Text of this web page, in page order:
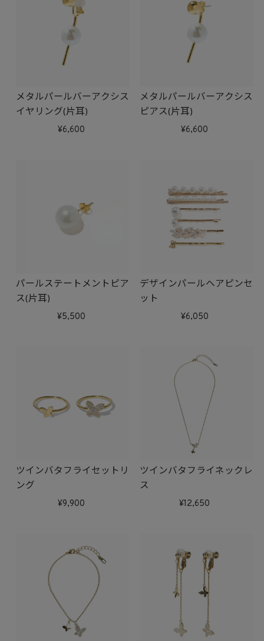
メタルパールバーアクシス
イヤリング(片耳)
6,600
メタルパールバーアクシス
ピアス(片耳)
6,600
パールステートメントピア
ス(片耳)
5,500
デザインパールヘアピンセ
ット
6,050
ツインバタフライセットリ
ング
9,900
ツインバタフライネックレ
ス
12,650